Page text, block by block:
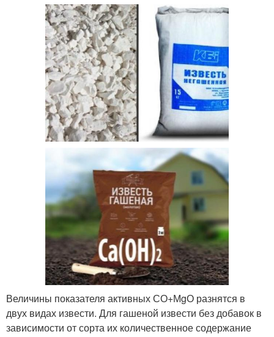
Величины показателя активных СО+МgО разнятся в
двух видах извести. Для гашеной извести без добавок в
зависимости от сорта их количественное содержание